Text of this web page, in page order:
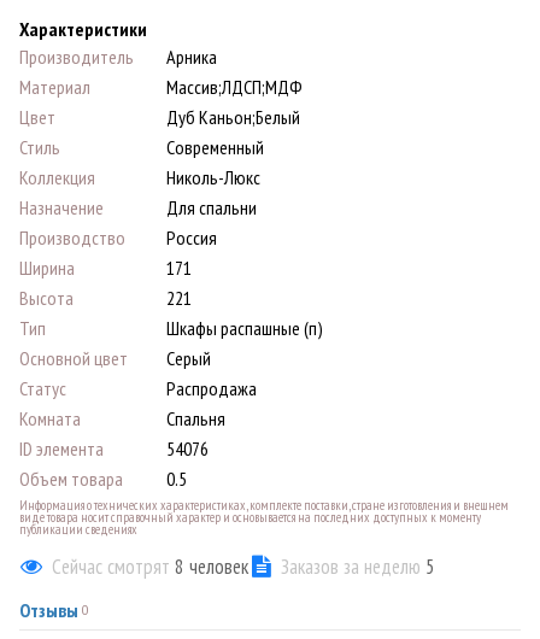
Характеристики
Производитель
Арника
Материал
Массив;ЛДСП;МДФ
Цвет
Дуб Каньон;Белый
Стиль
Современный
Коллекция
Николь-Люкс
Назначение
Для спальни
Производство
Россия
Ширина
171
Высота
221
Тип
Шкафы распашные (п)
Основной цвет
Серый
Статус
Распродажа
Комната
Спальня
ID элемента
54076
Объем товара
0.5
Информация о технических характеристиках, комплекте поставки, стране изготовления и внешнем
виде товара носит справочный характер и основывается на последних доступных к моменту
публикации сведениях
Сейчас смотрят 8 человек Заказов за неделю 5
Отзывы 0